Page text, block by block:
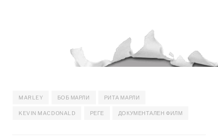
MARLEY БОБ МАРЛИ РИТА МАРЛИ
KEVIN MACDONALD РЕГЕ ДОКУМЕНТАЛЕН ФИЛМ